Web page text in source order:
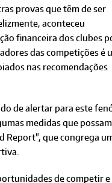
provas que têm de ser
aconteceu
financeira dos clubes
das competições é
nas recomendações
de alertar para este
medidas que
Report", que congrega
de competir e